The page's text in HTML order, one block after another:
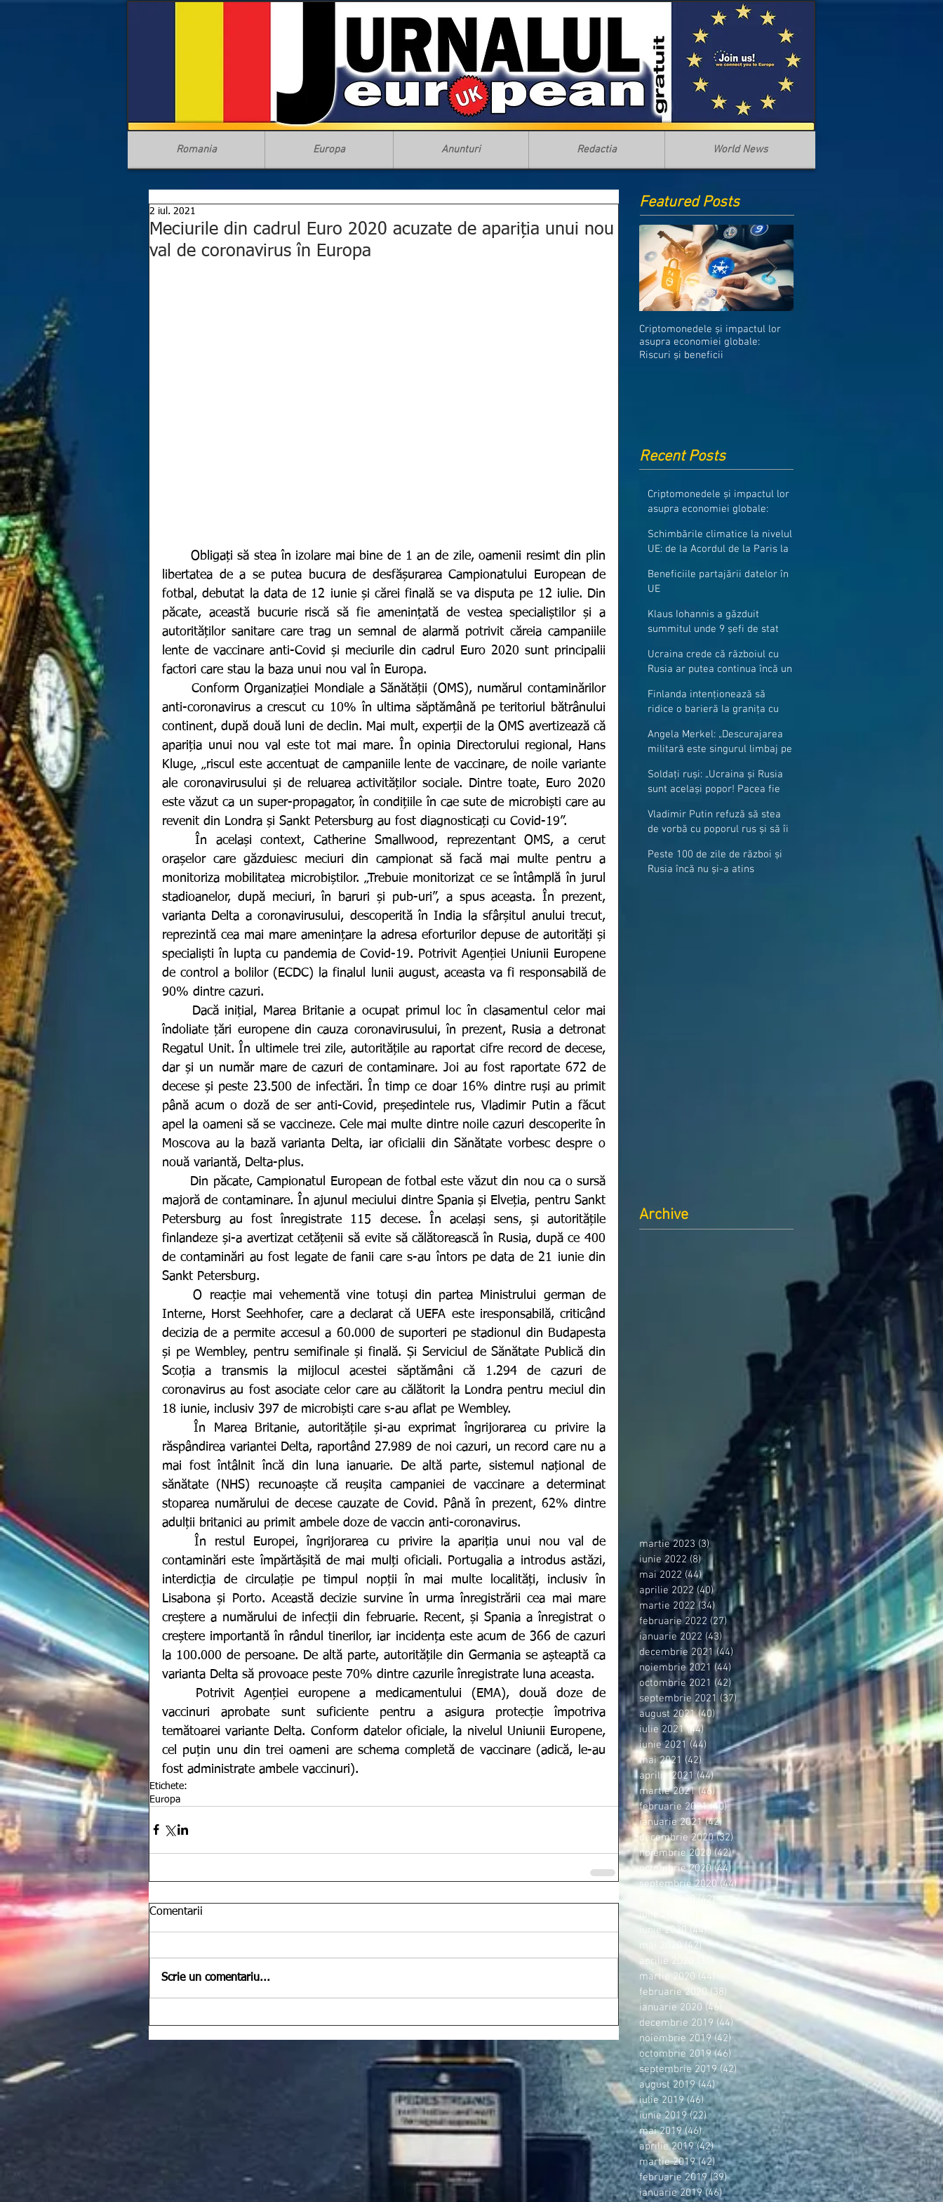
Romania Europa Anunturi Redactia World News
Meciurile din cadrul Euro 2020 acuzate de apariția unui nou
val de coronavirus în Europa
2 iul. 2021
libertatea de a se putea bucura de desfășurarea Campionatului European de
fotbal, debutat la data de 12 iunie și cărei finală se va disputa pe 12 iulie. Din
păcate, această bucurie riscă să fie amenințată de vestea specialiștilor și a
autorităților sanitare care trag un semnal de alarmă potrivit căreia campaniile
lente de vaccinare anti-Covid și meciurile din cadrul Euro 2020 sunt principalii
factori care stau la baza unui nou val în Europa.
anti-coronavirus a crescut cu 10% în ultima săptămână pe teritoriul bătrânului
continent, după două luni de declin. Mai mult, experții de la OMS avertizează că
apariția unui nou val este tot mai mare. În opinia Directorului regional, Hans
Kluge, „riscul este accentuat de campaniile lente de vaccinare, de noile variante
ale coronavirusului și de reluarea activităților sociale. Dintre toate, Euro 2020
este văzut ca un super-propagator, în condițiile în cae sute de microbiști care au
revenit din Londra și Sankt Petersburg au fost diagnosticați cu Covid-19”.
orașelor care găzduiesc meciuri din campionat să facă mai multe pentru a
monitoriza mobilitatea microbiștilor. „Trebuie monitorizat ce se întâmplă în jurul
stadioanelor, după meciuri, în baruri și pub-uri”, a spus aceasta. În prezent,
varianta Delta a coronavirusului, descoperită în India la sfârșitul anului trecut,
reprezintă cea mai mare amenințare la adresa eforturilor depuse de autorități și
specialiști în lupta cu pandemia de Covid-19. Potrivit Agenției Uniunii Europene
de control a bolilor (ECDC) la finalul lunii august, aceasta va fi responsabilă de
90% dintre cazuri.
îndoliate țări europene din cauza coronavirusului, în prezent, Rusia a detronat
Regatul Unit. În ultimele trei zile, autoritățile au raportat cifre record de decese,
dar și un număr mare de cazuri de contaminare. Joi au fost raportate 672 de
decese și peste 23.500 de infectări. În timp ce doar 16% dintre ruși au primit
până acum o doză de ser anti-Covid, președintele rus, Vladimir Putin a făcut
apel la oameni să se vaccineze. Cele mai multe dintre noile cazuri descoperite în
Moscova au la bază varianta Delta, iar oficialii din Sănătate vorbesc despre o
nouă variantă, Delta-plus.
majoră de contaminare. În ajunul meciului dintre Spania și Elveția, pentru Sankt
Petersburg au fost înregistrate 115 decese. În același sens, și autoritățile
finlandeze și-a avertizat cetățenii să evite să călătorească în Rusia, după ce 400
de contaminări au fost legate de fanii care s-au întors pe data de 21 iunie din
Sankt Petersburg.
	O reacție mai vehementă vine totuși din partea Ministrului german de
Interne, Horst Seehhofer, care a declarat că UEFA este iresponsabilă, criticând
decizia de a permite accesul a 60.000 de suporteri pe stadionul din Budapesta
și pe Wembley, pentru semifinale și finală. Și Serviciul de Sănătate Publică din
Scoția a transmis la mijlocul acestei săptămâni că 1.294 de cazuri de
coronavirus au fost asociate celor care au călătorit la Londra pentru meciul din
18 iunie, inclusiv 397 de microbiști care s-au aflat pe Wembley.
	În Marea Britanie, autoritățile și-au exprimat îngrijorarea cu privire la
răspândirea variantei Delta, raportând 27.989 de noi cazuri, un record care nu a
mai fost întâlnit încă din luna ianuarie. De altă parte, sistemul național de
sănătate (NHS) recunoaște că reușita campaniei de vaccinare a determinat
stoparea numărului de decese cauzate de Covid. Până în prezent, 62% dintre
adulții britanici au primit ambele doze de vaccin anti-coronavirus.
	În restul Europei, îngrijorarea cu privire la apariția unui nou val de
contaminări este împărtășită de mai mulți oficiali. Portugalia a introdus astăzi,
interdicția de circulație pe timpul nopții în mai multe localități, inclusiv în
Lisabona și Porto. Această decizie survine în urma înregistrării cea mai mare
creștere a numărului de infecții din februarie. Recent, și Spania a înregistrat o
creștere importantă în rândul tinerilor, iar incidența este acum de 366 de cazuri
la 100.000 de persoane. De altă parte, autoritățile din Germania se așteaptă ca
varianta Delta să provoace peste 70% dintre cazurile înregistrate luna aceasta.
vaccinuri aprobate sunt suficiente pentru a asigura protecție împotriva
temătoarei variante Delta. Conform datelor oficiale, la nivelul Uniunii Europene,
cel puțin unu din trei oameni are schema completă de vaccinare (adică, le-au
fost administrate ambele vaccinuri).
Etichete:
Europa
Comentarii
Scrie un comentariu...
Featured Posts
Criptomonedele și impactul lor
asupra economiei globale:
Riscuri și beneficii
Recent Posts
Criptomonedele și impactul lor
asupra economiei globale:
Schimbările climatice la nivelul
UE: de la Acordul de la Paris la
Beneficiile partajării datelor în
UE
Klaus Iohannis a găzduit
summitul unde 9 șefi de stat
granițe
Ucraina crede că războiul cu
Rusia ar putea continua încă un
Finlanda intenționează să
ridice o barieră la granița cu
Angela Merkel: „Descurajarea
militară este singurul limbaj pe
Soldați ruși: „Ucraina și Rusia
sunt același popor! Pacea fie
Vladimir Putin refuză să stea
de vorbă cu poporul rus și să îi
Peste 100 de zile de război și
Rusia încă nu și-a atins
Archive
martie 2023 (3)3 postări
iunie 2022 (8)8 postări
mai 2022 (44)44 postări
aprilie 2022 (40)40 postări
martie 2022 (34)34 postări
februarie 2022 (27)27 postări
ianuarie 2022 (43) 43 postări
decembrie 2021 (44) 44 postări
noiembrie 2021 (44) 44 postări
octombrie 2021 (42) 42 postări
septembrie 2021 (37)37 postări
august 2021 (40) 40 postări
iulie 2021 (44)44 postări
iunie 2021 (44) 44 postări
mai 2021 (42) 42 postări
aprilie 2021 (44)44 postări
martie 2021 (46)46 postări
februarie 2021 (40)40 postări
ianuarie 2021 (42) 42 postări
decembrie 2020 (32) 32 postări
noiembrie 2020 (42)42 postări
octombrie 2020 (44)44 postări
septembrie 2020 (44)44 postări
august 2020 (42) 42 postări
iulie 2020
16 postări
iunie 2020 (44)44 postări
mai 2020 (42)42 postări
aprilie 2020
36 postări
martie 2020 (44) 44 postări
februarie 2020 (38) 38 postări
ianuarie 2020 (46) 46 postări
decembrie 2019 (44)44 postări
noiembrie 2019 (42) 42 postări
octombrie 2019 (46) 46 postări
septembrie 2019 (42) 42 postări
august 2019 (44)44 postări
iulie 2019 (46) 46 postări
iunie 2019 (22)22 postări
mai 2019 (46)46 postări
aprilie 2019 (42)42 postări
martie 2019 (42) 42 postări
februarie 2019 (39)39 postări
ianuarie 2019 (46)46 postări